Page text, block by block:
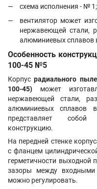
схема исполнения - № 1;
вентилятор может
нержавеющей стали,
алюминиевых сплавов
Особенность
100-45 №5
Корпусрадиального
100-45) может
нержавеющей стали,
алюминиевых сплавов
представляет собой
конструкцию.
На передней стенке
с фланцем
герметичности выходной
зазоры между
можно регулировать.